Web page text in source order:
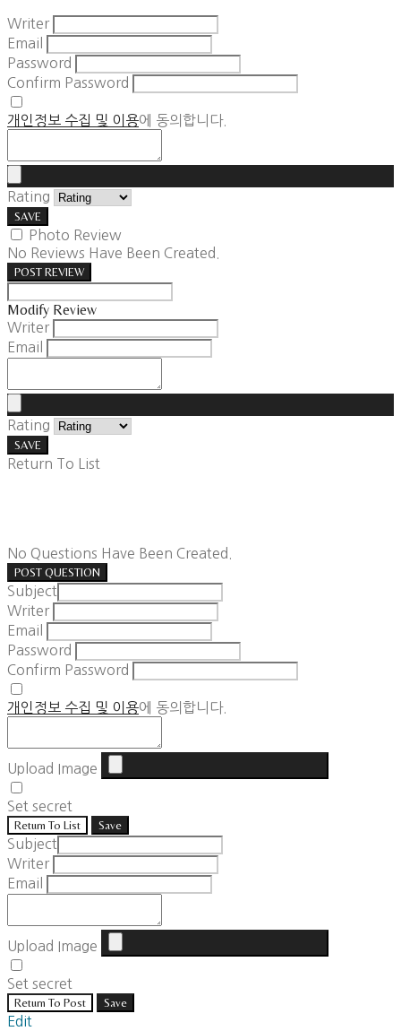
Writer
Email
Password
Confirm Password
개인정보 수집 및 이용에 동의합니다.
Rating
SAVE
Photo Review
No Reviews Have Been Created.
POST REVIEW
Modify Review
Writer
Email
Rating
SAVE
Return To List
No Questions Have Been Created.
POST QUESTION
Subject
Writer
Email
Password
Confirm Password
개인정보 수집 및 이용에 동의합니다.
Upload Image
Set secret
Return To List Save
Subject
Writer
Email
Upload Image
Set secret
Return To Post Save
Edit